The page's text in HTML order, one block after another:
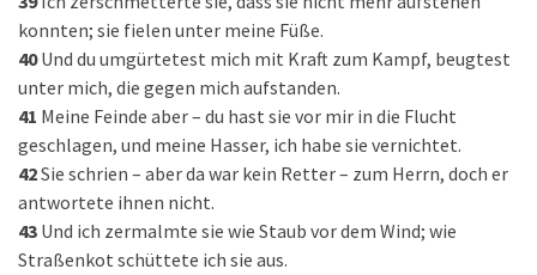
konnten; sie fielen unter meine Füße.
40 Und du umgürtetest mich mit Kraft zum Kampf, beugtest
unter mich, die gegen mich aufstanden.
41 Meine Feinde aber – du hast sie vor mir in die Flucht
geschlagen, und meine Hasser, ich habe sie vernichtet.
42Sie schrien – aber da war kein Retter – zum Herrn, doch er
antwortete ihnen nicht.
43 Und ich zermalmte sie wie Staub vor dem Wind; wie
Straßenkot schüttete ich sie aus.